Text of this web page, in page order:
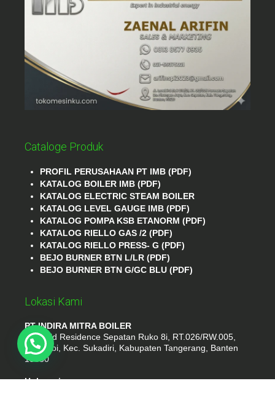
Cataloge Produk
PROFIL PERUSAHAAN PT IMB (PDF)
KATALOG BOILER IMB (PDF)
KATALOG ELECTRIC STEAM BOILER
KATALOG LEVEL GAUGE IMB (PDF)
KATALOG POMPA KSB ETANORM (PDF)
KATALOG RIELLO GAS /2 (PDF)
KATALOG RIELLO PRESS- G (PDF)
BEJO BURNER BTN L/LR (PDF)
BEJO BURNER BTN G/GC BLU (PDF)
Lokasi Kami
PT INDIRA MITRA BOILER
Emerald Residence Sepatan Ruko 8i, RT.026/RW.005,
Kosambi, Kec. Sukadiri, Kabupaten Tangerang, Banten
15530
Hubungi